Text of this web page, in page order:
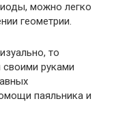
можно легко
геометрии.
то
своими руками
паяльника и